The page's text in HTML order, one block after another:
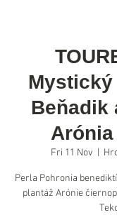
Beňadik
Fri 11 Nov
Perla Pohronia
plantáž Arónie